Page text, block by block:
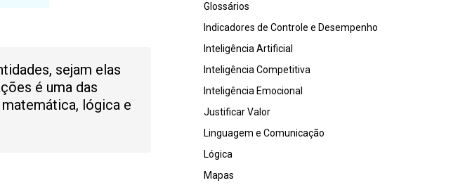
sejam elas
é uma das
lógica e
Glossários
Indicadores de Controle e Desempenho
Inteligência Artificial
Inteligência Competitiva
Inteligência Emocional
Justificar Valor
Linguagem e Comunicação
Lógica
Mapas